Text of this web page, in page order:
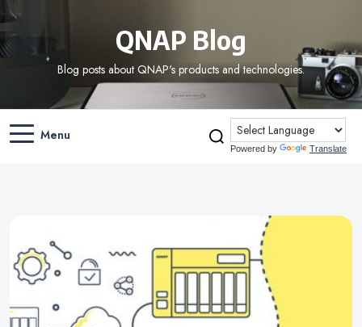
QNAP Blog
Blog posts about QNAP's products and technologies.
Menu
Powered by Translate